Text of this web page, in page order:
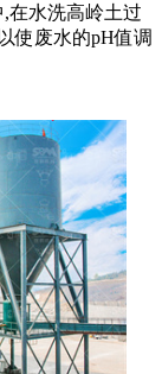
在水洗高岭土过
使废水的pH值调